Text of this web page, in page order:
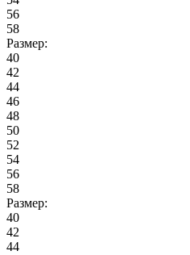
56
58
Размер:
40
42
44
46
48
50
52
54
56
58
Размер:
40
42
44